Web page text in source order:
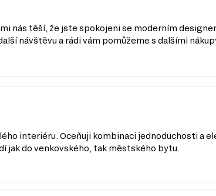
nás těší, že jste spokojeni se moderním
návštěvu a rádi vám pomůžeme s dalšími
interiéru. Oceňuji kombinaci jednoduchosti a
jak do venkovského, tak městského bytu.